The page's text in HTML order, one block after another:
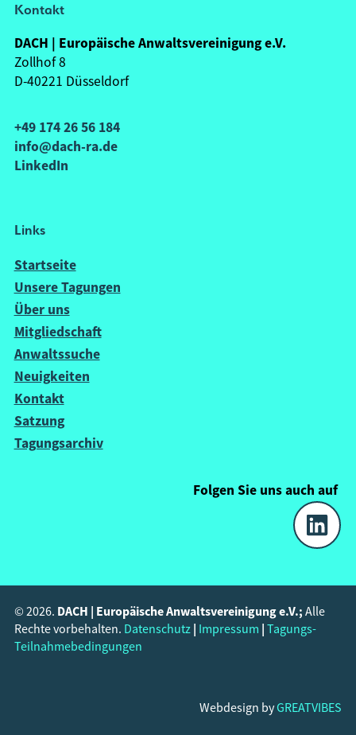
Kontakt
DACH | Europäische Anwaltsvereinigung e.V.
Zollhof 8
D-40221 Düsseldorf
+49 174 26 56 184
info@dach-ra.de
LinkedIn
Links
Startseite
Unsere Tagungen
Über uns
Mitgliedschaft
Anwaltssuche
Neuigkeiten
Kontakt
Satzung
Tagungsarchiv
Folgen Sie unsauchauf
© 2026. DACH | Europäische Anwaltsvereinigung e.V.; Alle
Rechte vorbehalten. Datenschutz | Impressum | Tagungs-
Teilnahmebedingungen
Webdesign byGREATVIBES